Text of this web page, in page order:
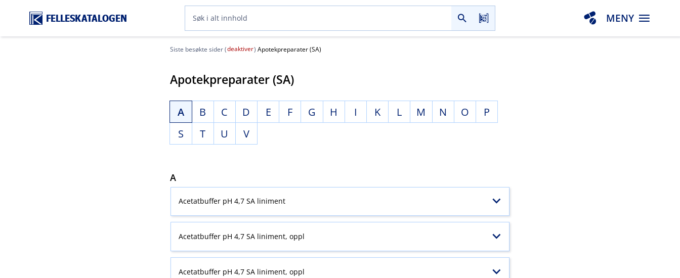
FELLESKATALOGEN MENY
Siste besøkte sider (deaktiver) Apotekpreparater (SA)
Apotekpreparater (SA)
A B C D E F G H I K L M N O
P
S
T U V
A
Acetatbuffer pH 4,7 SA liniment
Acetatbuffer pH 4,7 SA liniment, oppl
Acetatbuffer pH 4,7 SA liniment, oppl